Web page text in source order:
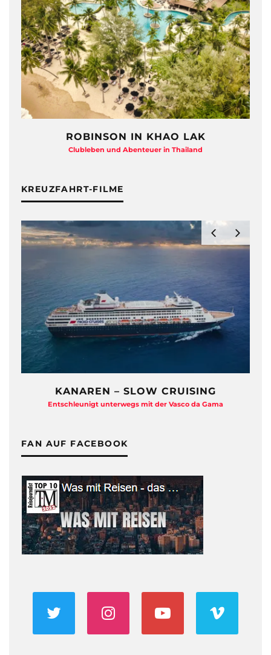
ROBINSON IN KHAO LAK
Clubleben und Abenteuer in Thailand
KREUZFAHRT-FILME
KANAREN – SLOW CRUISING
Entschleunigt unterwegs mit der Vasco da Gama
FAN AUF FACEBOOK